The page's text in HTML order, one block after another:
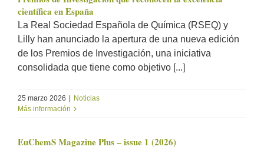
científica en España
La Real Sociedad Española de Química (RSEQ) y
Lilly han anunciado la apertura de una nueva edición
de los Premios de Investigación, una iniciativa
consolidada que tiene como objetivo [...]
25 marzo 2026
Noticias
Más información
EuChemS Magazine Plus – issue 1 (2026)